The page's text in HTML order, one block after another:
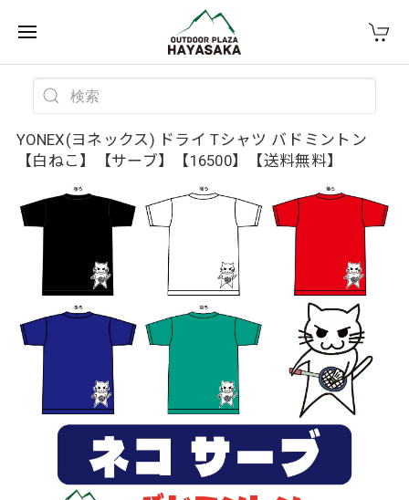
YONEX(ヨネックス) ドライ Tシャツ バドミントン
【白ねこ】【サーブ】【16500】【送料無料】